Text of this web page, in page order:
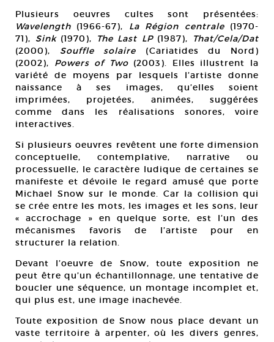
Plusieurs oeuvres cultes sont présentées:
Wavelength (1966-67), La Région centrale(1970-
71), Sink(1970), The Last LP(1987),
That/Cela/Dat
(2000), Souffle solaire (Cariatides du Nord)
(2002), Powers of Two(2003). Elles illustrent la
variété de moyens par lesquels l’artiste donne
naissance à ses images, qu’elles soient
imprimées, projetées, animées, suggérées
comme dans les réalisations sonores, voire
interactives.
Si plusieurs oeuvres revêtent une forte dimension
conceptuelle, contemplative, narrative ou
processuelle, le caractère ludique de certaines se
manifeste et dévoile le regard amusé que porte
Michael Snow sur le monde. Car la collision qui
se crée entre les mots, les images et les sons, leur
« accrochage » en quelque sorte, est l’un des
mécanismes favoris de l’artiste pour en
structurer la relation.
Devant l’oeuvre de Snow, toute exposition ne
peut être qu’un échantillonnage, une tentative de
boucler une séquence, un montage incomplet et,
qui plus est, une image inachevée.
Toute exposition de Snow nous place devant un
vaste territoire à arpenter, où les divers genres,